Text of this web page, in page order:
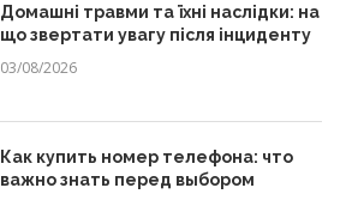
Домашні травми та їхні наслідки: на
що звертати увагу після інциденту
03/08/2026
Как купить номер телефона: что
важно знать перед выбором